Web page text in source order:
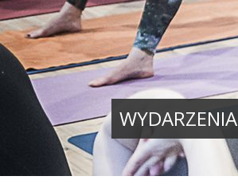
WYDARZENIA